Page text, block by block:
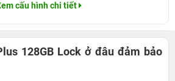
cấu hình chi tiết
128GB Lock ở đâu đảm bảo